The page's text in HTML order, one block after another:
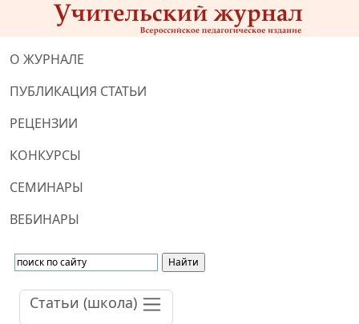
О ЖУРНАЛЕ
ПУБЛИКАЦИЯ СТАТЬИ
РЕЦЕНЗИИ
КОНКУРСЫ
СЕМИНАРЫ
ВЕБИНАРЫ
Статьи (школа)